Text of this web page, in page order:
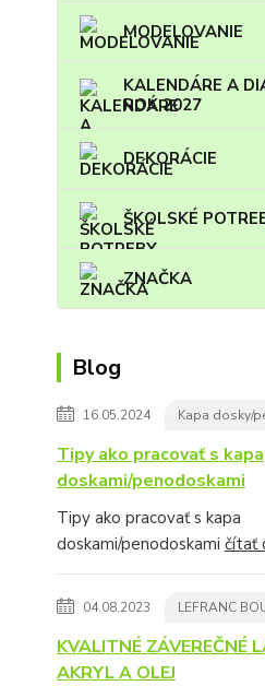
MODELOVANIE
KALENDÁRE A
ROK 2027
DEKORÁCIE
ŠKOLSKÉ
ZNAČKA
Blog
16.05.2024 Kapa dosky/
Tipy ako pracovať s kapa
doskami/penodoskami
Tipy ako pracovať s kapa
doskami/penodoskami čítať
04.08.2023 LEFRANC
KVALITNÉ ZÁVEREČNÉ
AKRYL A OLEJ